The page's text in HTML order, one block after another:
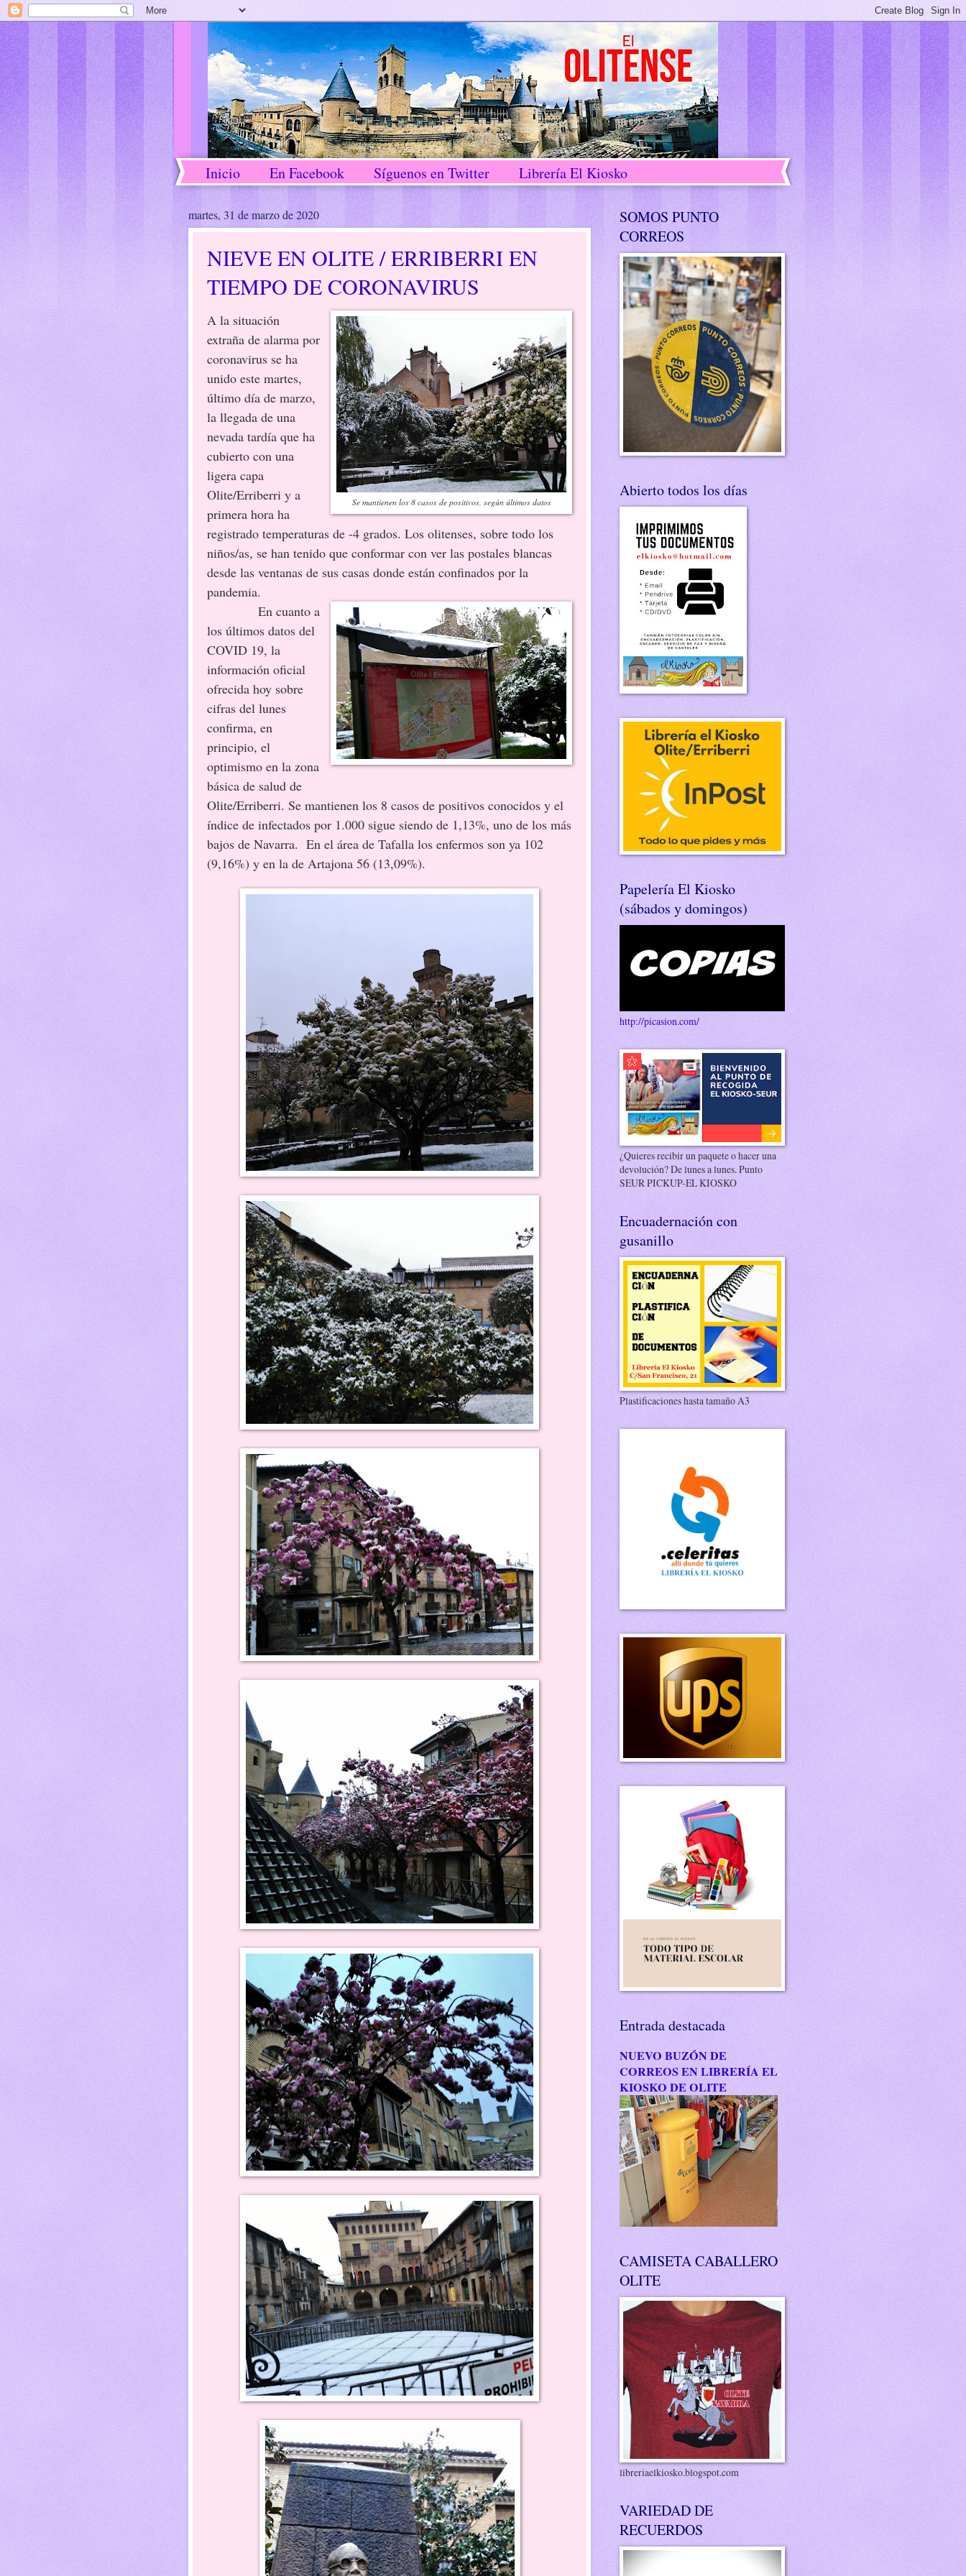
Inicio En Facebook Síguenos en Twitter Librería El Kiosko
martes, 31 de marzo de 2020
NIEVE EN OLITE / ERRIBERRI EN
TIEMPO DE CORONAVIRUS
Se mantienen los 8 casos de positivos, según últimos datos
A la situación
extraña de alarma por
coronavirus se ha
unido este martes,
último día de marzo,
la llegada de una
nevada tardía que ha
cubierto con una
ligera capa
Olite/Erriberri y a
primera hora ha
registrado temperaturas de -4 grados. Los olitenses, sobre todo los
niños/as, se han tenido que conformar con ver las postales blancas
desde las ventanas de sus casas donde están confinados por la
pandemia.
En cuanto a
los últimos datos del
COVID 19, la
información oficial
ofrecida hoy sobre
cifras del lunes
confirma, en
principio, el
optimismo en la zona
básica de salud de
Olite/Erriberri. Se mantienen los 8 casos de positivos conocidos y el
índice de infectados por 1.000 sigue siendo de 1,13%, uno de los más
bajos de Navarra. En el área de Tafalla los enfermos son ya 102
(9,16%) y en la de Artajona 56 (13,09%).
SOMOS PUNTO
CORREOS
Abierto todos los días
Papelería El Kiosko
(sábados y domingos)
http://picasion.com/
¿Quieres recibir un paquete o hacer una
devolución? De lunes a lunes. Punto
SEUR PICKUP-EL KIOSKO
Encuadernación con
gusanillo
Plastificaciones hasta tamaño A3
Entrada destacada
NUEVO BUZÓN DE
CORREOS EN LIBRERÍA EL
KIOSKO DE OLITE
CAMISETA CABALLERO
OLITE
libreriaelkiosko.blogspot.com
VARIEDAD DE
RECUERDOS